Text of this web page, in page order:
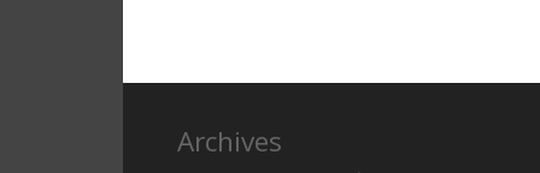
Archives